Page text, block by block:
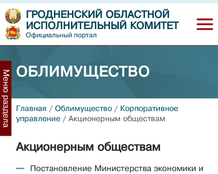
ГРОДНЕНСКИЙ ОБЛАСТНОЙ
ИСПОЛНИТЕЛЬНЫЙ КОМИТЕТ
Официальный портал
ОБЛИМУЩЕСТВО
Меню раздела Главная / Облимущество / Корпоративное
управление / Акционерным обществам
Акционерным обществам
Постановление Министерства экономики и